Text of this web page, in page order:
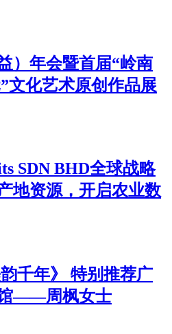
）年会暨首届“岭南
文化艺术原创作品展
SDN BHD全球战略
地资源，开启农业数
韵千年》 特别推荐广
——周枫女士